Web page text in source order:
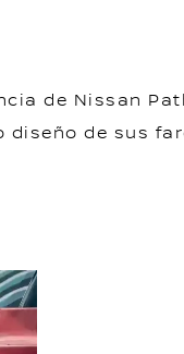
de Nissan
de sus